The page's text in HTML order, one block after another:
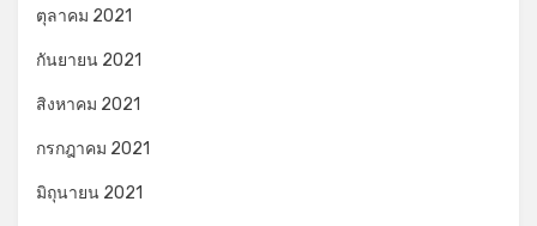
ตุลาคม 2021
กันยายน 2021
สิงหาคม 2021
กรกฎาคม 2021
มิถุนายน 2021